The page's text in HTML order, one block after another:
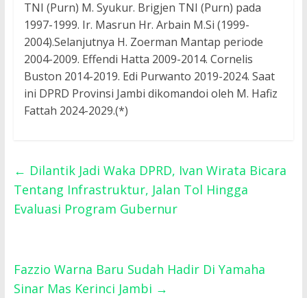
TNI (Purn) M. Syukur. Brigjen TNI (Purn) pada
1997-1999. Ir. Masrun Hr. Arbain M.Si (1999-
2004).Selanjutnya H. Zoerman Mantap periode
2004-2009. Effendi Hatta 2009-2014. Cornelis
Buston 2014-2019. Edi Purwanto 2019-2024. Saat
ini DPRD Provinsi Jambi dikomandoi oleh M. Hafiz
Fattah 2024-2029.(*)
← Dilantik Jadi Waka DPRD, Ivan Wirata Bicara
Tentang Infrastruktur, Jalan Tol Hingga
Evaluasi Program Gubernur
Fazzio Warna Baru Sudah Hadir Di Yamaha
Sinar Mas Kerinci Jambi →